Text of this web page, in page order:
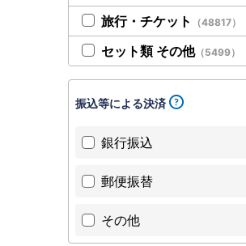
旅行・チケット （48817）
セット類 その他（5499）
振込等による決済
銀行振込
郵便振替
その他